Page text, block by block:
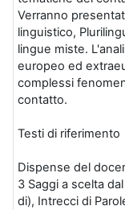
Verranno
linguistico,
lingue miste.
europeo ed
complessi
contatto.
Testi di riferimento
Dispense del
3 Saggi a scelta
di), Intrecci di